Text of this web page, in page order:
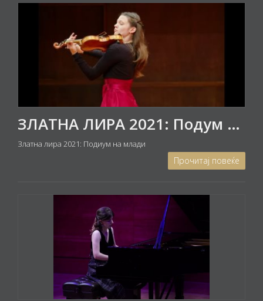
ЗЛАТНА ЛИРА 2021: Подум на млади - Концерт на АНЏЕЛА ЈОСИФОСКИ (виолина) и СМИЉА ЈОСИФОСКИ (пијано)
Златна лира 2021: Подиум на млади
Прочитај повеќе